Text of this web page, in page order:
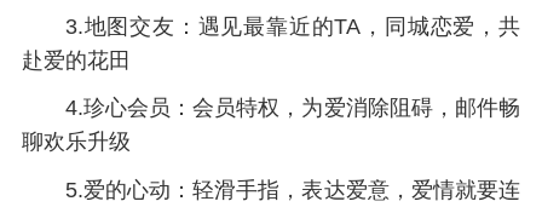
3.地图交友：遇见最靠近的TA，同城恋爱，共
赴爱的花田
4.珍心会员：会员特权，为爱消除阻碍，邮件畅
聊欢乐升级
5.爱的心动：轻滑手指，表达爱意，爱情就要连